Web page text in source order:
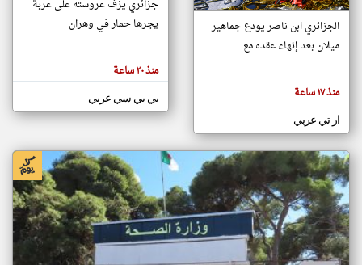
مصادر الأخبار من الجزائر
اخبار الجزائر على مدار الساعة
أهم اخبار الجزائر العاجلة والمباشرة
الموجوده
هنا عن
وجهة
كاتبيها.
الجزائري ابن ناصر يودع جماهير
ميلان بعد إنهاء عقده مع ...
منذ ١٧ ساعة
ار تي عربي
جزائري يزف عروسته على عربة
يجرها حمار في وهران
منذ ٢٠ ساعة
بي بي سي عربي
klyoum.com